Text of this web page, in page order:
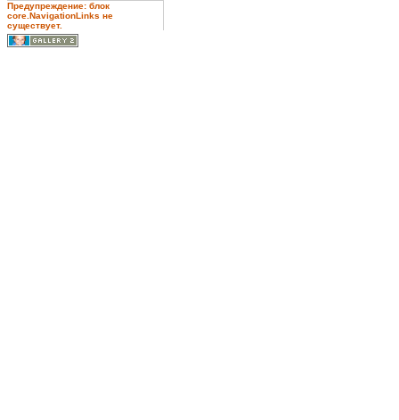
Предупреждение: блок
core.NavigationLinks не
существует.